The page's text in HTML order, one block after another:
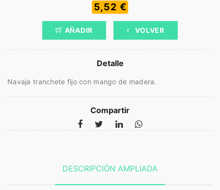
5,52 €
AÑADIR VOLVER
Detalle
Navaja tranchete fijo con mango de madera.
Compartir
DESCRIPCIÓN AMPLIADA